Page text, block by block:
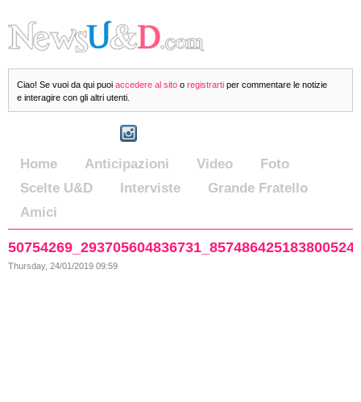
Ciao! Se vuoi da qui puoi accedere al sito o registrarti per commentare le notizie
e interagire con gli altri utenti.
Home Anticipazioni Video
Foto
Scelte U&D
Interviste
Grande Fratello
Amici
Thursday, 24/01/2019 09:59